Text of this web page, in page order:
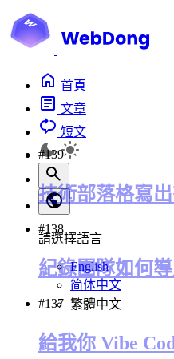
首頁
文章
短文
請選擇語言
English
简体中文
繁體中文
#139
技術部落格寫
#138
紀錄團隊如何
#137
給我你 Vibe